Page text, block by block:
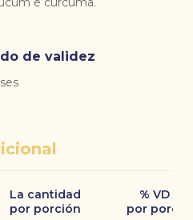
de validez
La cantidad
por porción
% VD (*)
por